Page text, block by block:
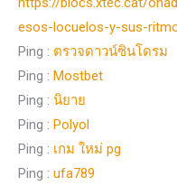
esos-locuelos-y-sus-
Ping : ตรวจดาวน์ซินโดรม
Ping : Mostbet
Ping : นิยาย
Ping : Polyol
Ping : เกม ใหม่ pg
Ping : ufa789